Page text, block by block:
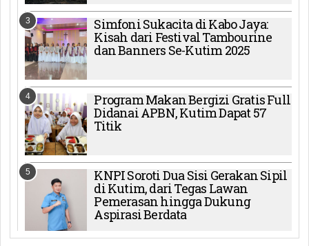
3 Simfoni Sukacita di Kabo Jaya:
Kisah dari Festival Tambourine
dan Banners Se-Kutim 2025
4 Program Makan Bergizi Gratis Full
Didanai APBN, Kutim Dapat 57
Titik
5 KNPI Soroti Dua Sisi Gerakan Sipil
di Kutim, dari Tegas Lawan
Pemerasan hingga Dukung
Aspirasi Berdata